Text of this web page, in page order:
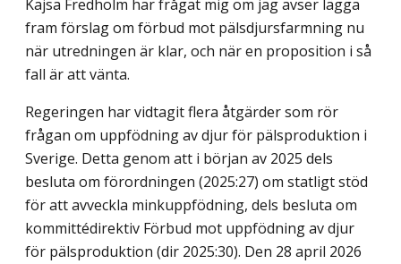
Kajsa Fredholm har frågat mig om jag avser lägga
fram förslag om förbud mot pälsdjursfarmning nu
när utredningen är klar, och när en proposition i så
fall är att vänta.
Regeringen har vidtagit flera åtgärder som rör
frågan om uppfödning av djur för pälsproduktion i
Sverige. Detta genom att i början av 2025 dels
besluta om förordningen (2025:27) om statligt stöd
för att avveckla minkuppfödning, dels besluta om
kommittédirektiv Förbud mot uppfödning av djur
för pälsproduktion (dir 2025:30). Den 28 april 2026